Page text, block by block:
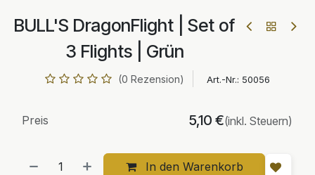
BULL'S DragonFlight | Set of
3 Flights | Grün
(0 Rezension) Art.-Nr.: 50056
In den Warenkorb
Preis 5,10 €(inkl. Steuern)